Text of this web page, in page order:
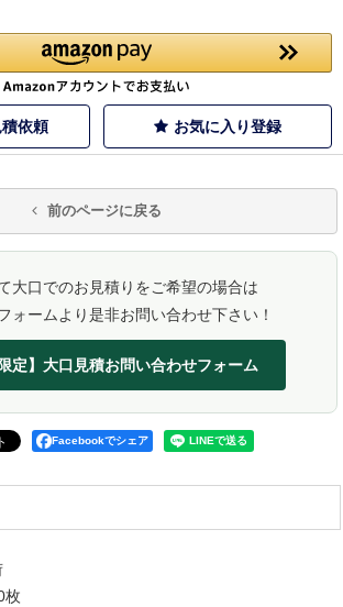
依頼 お気に入り登録
前のページに戻る
大口でのお見積りをご希望の場合は
ォームより是非お問い合わせ下さい！
定】大口見積お問い合わせフォーム
Facebookでシェア
枚